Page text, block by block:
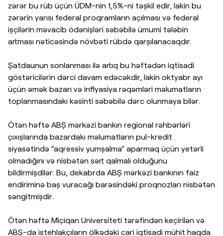
zərər bu rüb üçün ÜDM-nin 1,5%-ni təşkil edir, lakin bu
zərərin yarısı federal proqramların açılması və federal
işçilərin məvacib ödənişləri səbəbilə ümumi tələbin
artması nəticəsində növbəti rübdə qarşılanacaqdır.
Şatdaunun sonlanması ilə artıq bu həftədən iqtisadi
göstəricilərin dərci davam edəcəkdir, lakin oktyabr ayı
üçün əmək bazarı və inflyasiya rəqəmləri məlumatların
toplanmasındakı kəsinti səbəbilə dərc olunmaya bilər.
Ötən həftə ABŞ mərkəzi bankın regional rəhbərləri
çıxışlarında bazardakı məlumatların pul-kredit
siyasətində “aqressiv yumşalma” aparmaq üçün yetərli
olmadığını və nisbətən sərt qalmalı olduğunu
bildirmişdilər. Bu, dekabrda ABŞ mərkəzi bankının faiz
endiriminə baş vuracağı barəsindəki proqnozları nisbətən
səngitmişdir.
Ötən həftə Miçiqan Universiteti tərəfindən keçirilən və
ABŞ-da istehlakçıların ölkədəki cari iqtisadi mühit haqda